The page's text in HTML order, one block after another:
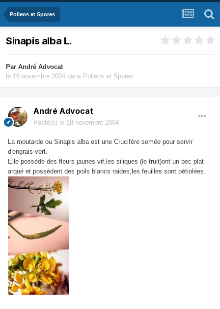
Pollens et Spores
Sinapis alba L.
Par André Advocat
le 18 novembre 2004 dans Pollens et Spores
André Advocat
Posté(e) le 18 novembre 2004
La moutarde ou Sinapis alba est une Crucifère semée pour servir
d'engrais vert.
Elle possède des fleurs jaunes vif,les siliques (le fruit)ont un bec plat
arqué et possèdent des poils blancs raides,les feuilles sont pétiolées.